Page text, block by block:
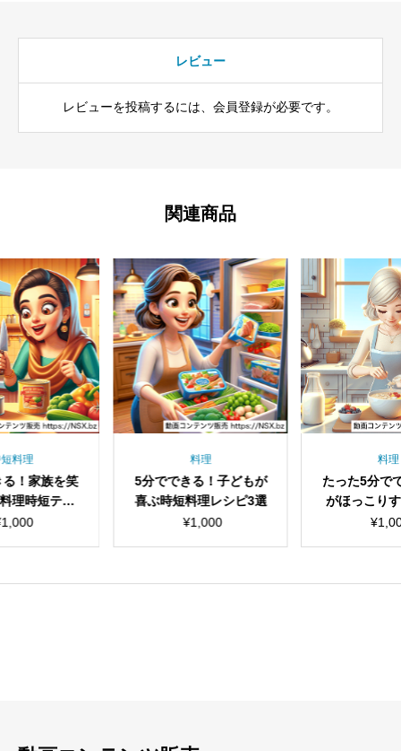
レビュー
レビューを投稿するには、会員登録が必要です。
関連商品
料理
！家族を笑
理時短テク
ック
1,000
料理
5分でできる！子どもが
喜ぶ時短料理レシピ3選
¥1,000
料理
たった5分で
がほっこり
やつレ
¥